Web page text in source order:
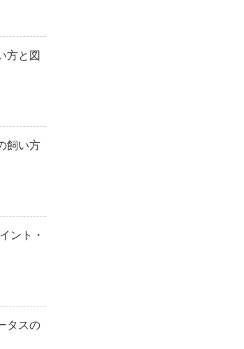
方と図
飼い方
ント・
タスの